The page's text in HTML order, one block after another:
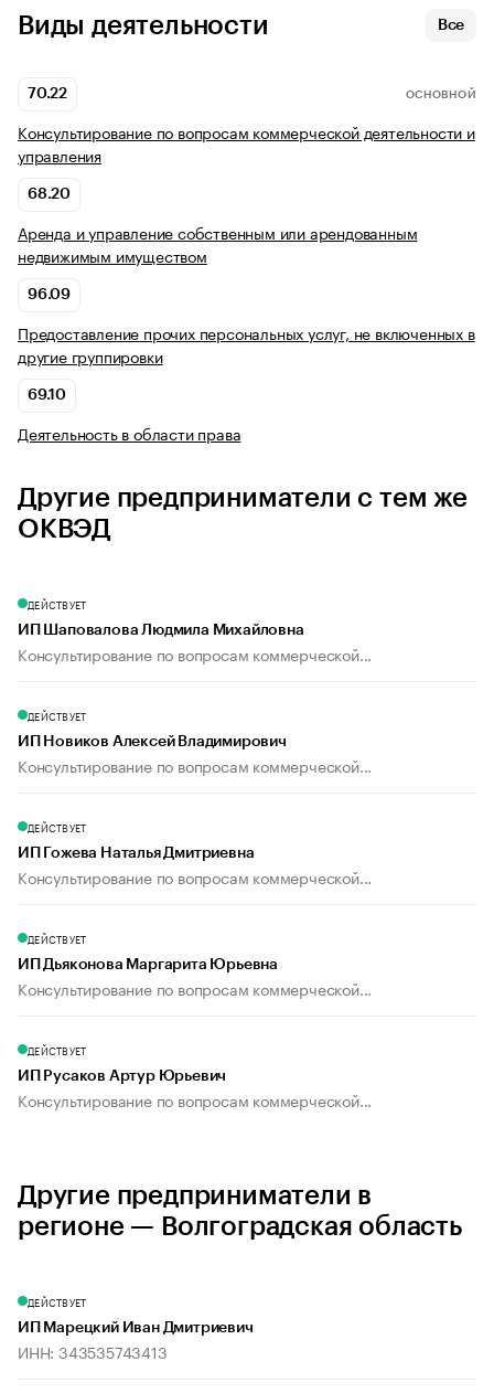
Виды деятельности Все
70.22 ОСНОВНОЙ
Консультирование по вопросам коммерческой деятельности и
управления
68.20
Аренда и управление собственным или арендованным
недвижимым имуществом
96.09
Предоставление прочих персональных услуг, не включенных в
другие группировки
69.10
Деятельность в области права
Другие предприниматели с тем же
ОКВЭД
ДЕЙСТВУЕТ
ИП Шаповалова Людмила Михайловна
Консультирование по вопросам коммерческой...
ДЕЙСТВУЕТ
ИП Новиков Алексей Владимирович
Консультирование по вопросам коммерческой...
ДЕЙСТВУЕТ
ИП Гожева Наталья Дмитриевна
Консультирование по вопросам коммерческой...
ДЕЙСТВУЕТ
ИП Дьяконова Маргарита Юрьевна
Консультирование по вопросам коммерческой...
ДЕЙСТВУЕТ
ИП Русаков Артур Юрьевич
Консультирование по вопросам коммерческой...
Другие предприниматели в
регионе — Волгоградская область
ДЕЙСТВУЕТ
ИП Марецкий Иван Дмитриевич
ИНН: 343535743413